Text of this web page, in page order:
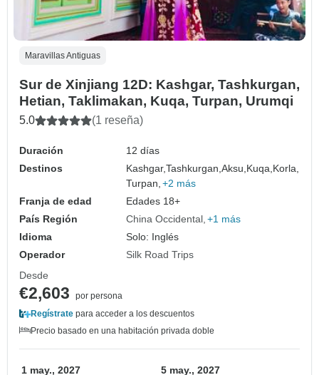
Maravillas Antiguas
Sur de Xinjiang 12D: Kashgar, Tashkurgan,
Hetian, Taklimakan, Kuqa, Turpan, Urumqi
5.0 (1 reseña)
Duración
12 días
Destinos
Kashgar,Tashkurgan,Aksu, Kuqa, Korla,
Turpan, +2 más
Franja de edad
Edades 18+
País Región
China Occidental +1 más
Idioma
Solo: Inglés
Operador
Silk Road Trips
Desde
€2,603
por persona
Regístrate para acceder a los descuentos
Precio basado en una habitación privada doble
1 may., 2027 5 may., 2027